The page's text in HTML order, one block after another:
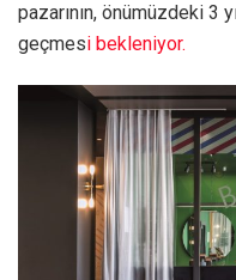
pazarının, önümüzdeki 3
geçmesi bekleniyor.